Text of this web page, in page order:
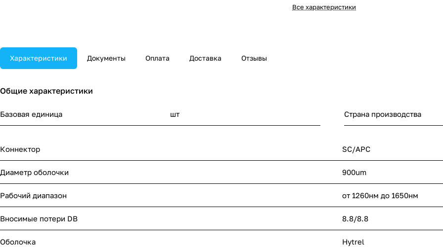
Все характеристики
Характеристики Документы Оплата Доставка Отзывы
Общие характеристики
Базовая единица шт Страна производства
Коннектор SC/APC
Диаметр оболочки 900um
Рабочий диапазон от 1260нм до 1650нм
Вносимые потери DB 8.8/8.8
Оболочка Hytrel